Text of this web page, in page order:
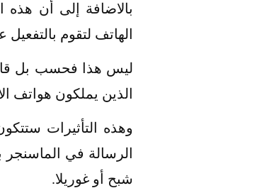
بالاضافة إلى أن هذه
الهاتف لتقوم
ليس هذا فحسب بل
الذين يملكون هواتف
الرسالة في الماسنجر
شبح أو غوريلا.